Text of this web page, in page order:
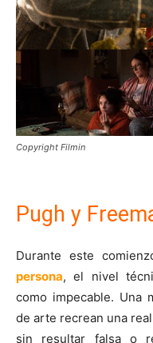
Copyright Filmin
Pugh y
Durante este
persona, el nivel
como impecable. Una
de arte recrean una
sin resultar falsa o